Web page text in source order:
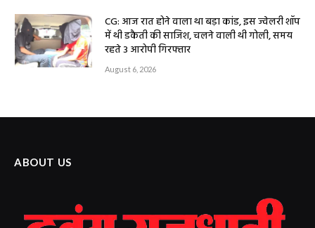
CG: आज रात होने वाला था बड़ा कांड, इस ज्वेलरी शॉप
में थी डकैती की साजिश, चलने वाली थी गोली, समय
रहते 3 आरोपी गिरफ्तार
August 6, 2026
ABOUT US